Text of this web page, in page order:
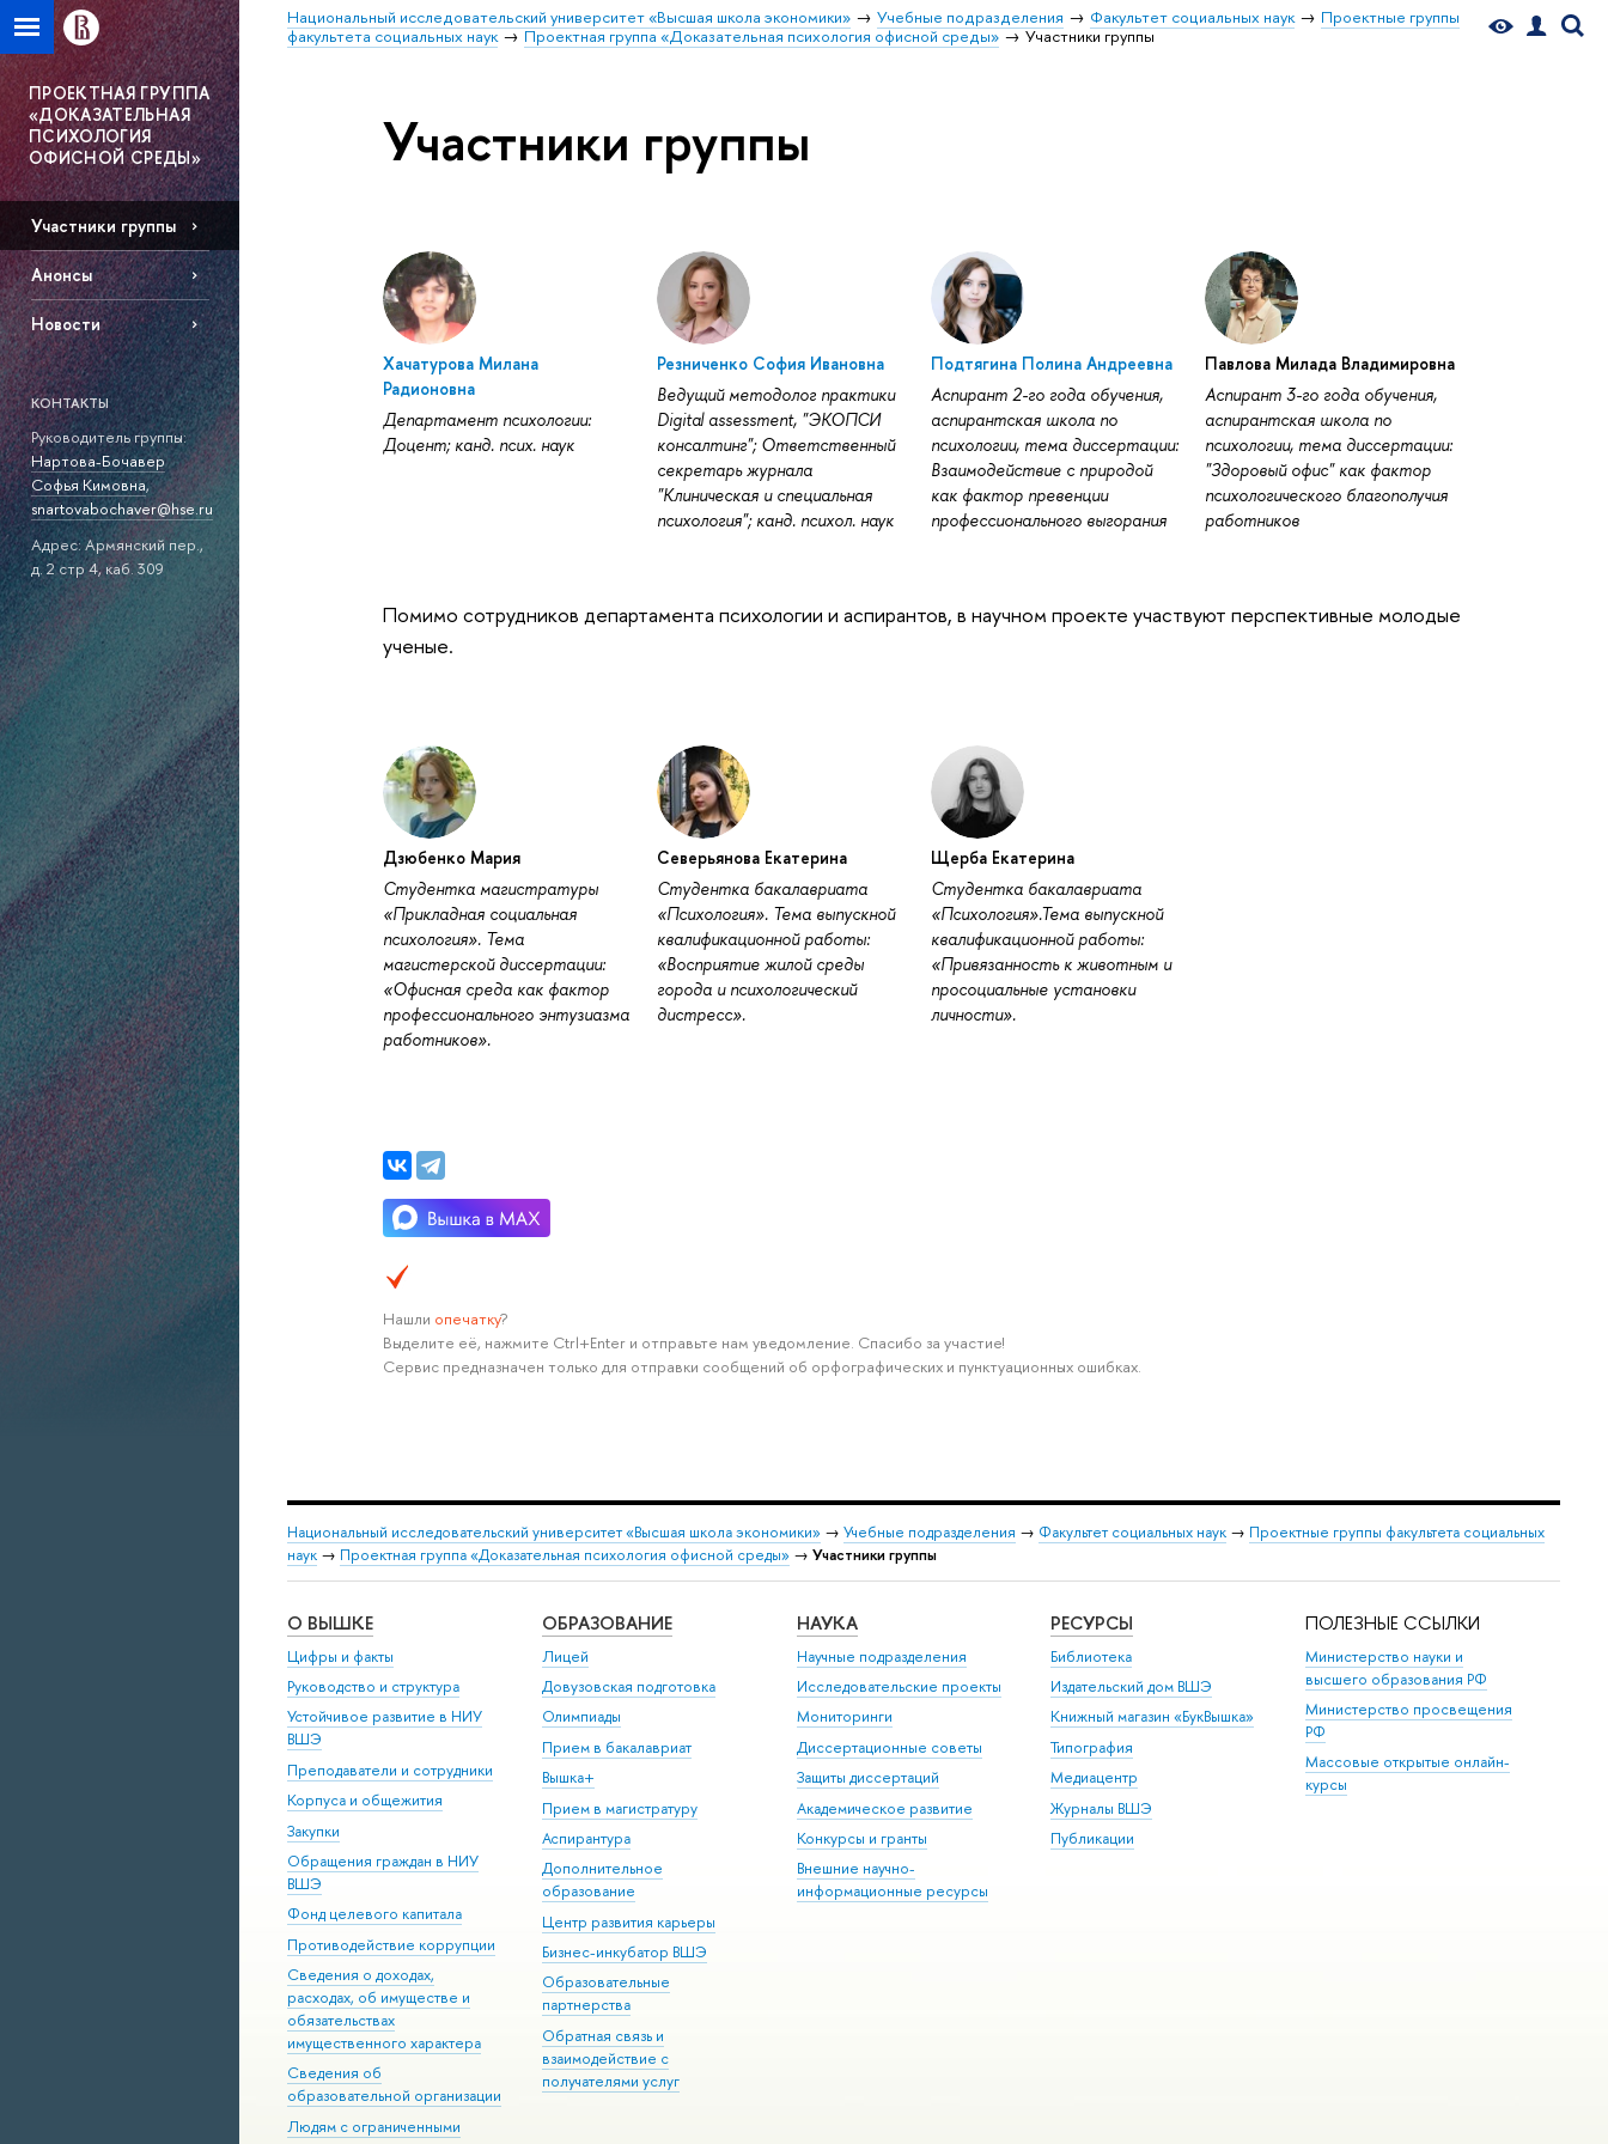
Национальный исследовательский университет «Высшая школа экономики» Учебные подразделения Факультет социальных наук
Проектные группы
факультета социальных наук
Проектная группа «Доказательная психология офисной среды» Участники группы
ПРОЕКТНАЯ ГРУППА
«ДОКАЗАТЕЛЬНАЯ
ПСИХОЛОГИЯ
ОФИСНОЙ СРЕДЫ»
Участники группы
Анонсы
Новости
КОНТАКТЫ
Руководитель группы:
Нартова-Бочавер
Софья Кимовна,
snartovabochaver@hse.ru
Адрес: Армянский пер.,
д. 2 стр 4, каб. 309
Участники группы
Хачатурова Милана
Радионовна
Департамент психологии:
Доцент; канд. псих. наук
Резниченко София Ивановна
Ведущий методолог практики
Digital assessment, "ЭКОПСИ
консалтинг"; Ответственный
секретарь журнала
"Клиническая и специальная
психология"; канд. психол. наук
Подтягина Полина Андреевна
Аспирант 2-го года обучения,
аспирантская школа по
психологии, тема диссертации:
Взаимодействие с природой
как фактор превенции
профессионального выгорания
Павлова Милада Владимировна
Аспирант 3-го года обучения,
аспирантская школа по
психологии, тема диссертации:
"Здоровый офис" как фактор
психологического благополучия
работников
Помимо сотрудников департамента психологии и аспирантов, в научном проекте участвуют перспективные молодые
ученые.
Дзюбенко Мария
Cтудентка магистратуры
«Прикладная социальная
психология». Тема
магистерской диссертации:
«Офисная среда как фактор
профессионального энтузиазма
работников».
Северьянова Екатерина
Cтудентка бакалавриата
«Психология». Тема выпускной
квалификационной работы:
«Восприятие жилой среды
города и психологический
дистресс».
Щерба Екатерина
Cтудентка бакалавриата
«Психология».Тема выпускной
квалификационной работы:
«Привязанность к животным и
просоциальные установки
личности».
Нашли опечатку?
Выделите её, нажмите Ctrl+Enter и отправьте нам уведомление. Спасибо за участие!
Сервис предназначен только для отправки сообщений об орфографических и пунктуационных ошибках.
Национальный исследовательский университет «Высшая школа экономики» → Учебные подразделения → Факультет социальных наук → Проектные группы факультета социальных
наук → Проектная группа «Доказательная психология офисной среды» → Участники группы
О ВЫШКЕ
Цифры и факты
Руководство и структура
Устойчивое развитие в НИУ
ВШЭ
Преподаватели и сотрудники
Корпуса и общежития
Закупки
Обращения граждан в НИУ
ВШЭ
Фонд целевого капитала
Противодействие коррупции
Сведения о доходах,
расходах, об имуществе и
обязательствах
имущественного характера
Сведения об
образовательной организации
Людям с ограниченными
ОБРАЗОВАНИЕ
Лицей
Довузовская подготовка
Олимпиады
Прием в бакалавриат
Вышка+
Прием в магистратуру
Аспирантура
Дополнительное
образование
Центр развития карьеры
Бизнес-инкубатор ВШЭ
Образовательные
партнерства
Обратная связь и
взаимодействие с
получателями услуг
НАУКА
Научные подразделения
Исследовательские проекты
Мониторинги
Диссертационные советы
Защиты диссертаций
Академическое развитие
Конкурсы и гранты
Внешние научно-
информационные ресурсы
РЕСУРСЫ
Библиотека
Издательский дом ВШЭ
Книжный магазин «БукВышка»
Типография
Медиацентр
Журналы ВШЭ
Публикации
ПОЛЕЗНЫЕ ССЫЛКИ
Министерство науки и
высшего образования РФ
Министерство просвещения
РФ
Массовые открытые онлайн-
курсы